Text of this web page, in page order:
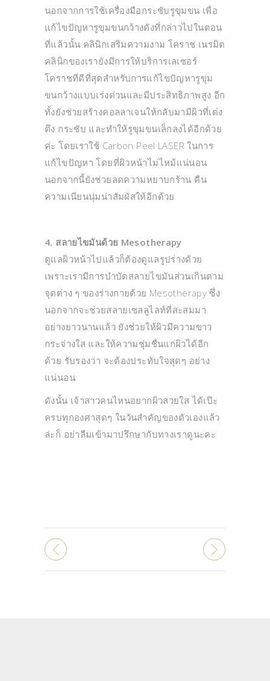
นอกจากการใช้เครื่องมือกระชับรูขุมขน เพื่อ
แก้ไขปัญหารูขุมขนกว้างดังที่กล่าวไปในตอน
ที่แล้วนั้น คลินิกเสริมความงาม โคราช เนรมิต
คลินิกของเรายังมีการให้บริการเลเซอร์
โคราชที่ดีที่สุดสำหรับการแก้ไขปัญหารูขุม
ขนกว้างแบบเร่งด่วนและมีประสิทธิภาพสูง อีก
ทั้งยังช่วยสร้างคอลลาเจนให้กลับมามีผิวที่เต่ง
ตึง กระชับ และทำให้รูขุมขนเล็กลงได้อีกด้วย
ค่ะ โดยเราใช้ Carbon Peel LASER ในการ
แก้ไขปัญหา โดยที่ผิวหน้าไม่ไหม้แน่นอน
นอกจากนี้ยังช่วยลดความหยาบกร้าน คืน
ความเนียนนุ่มน่าสัมผัสให้อีกด้วย
4. สลายไขมันด้วย Mesotherapy
ดูแลผิวหน้าไปแล้วก็ต้องดูแลรูปร่างด้วย
เพราะเรามีการบำบัดสลายไขมันส่วนเกินตาม
จุดต่าง ๆ ของร่างกายด้วย Mesotherapy ซึ่ง
นอกจากจะช่วยสลายเซลลูไลท์ที่สะสมมา
อย่างยาวนานแล้ว ยังช่วยให้ผิวมีความขาว
กระจ่างใส และให้ความชุ่มชื่นแก่ผิวได้อีก
ด้วย รับรองว่า จะต้องประทับใจสุดๆ อย่าง
แน่นอน
ดังนั้น เจ้าสาวคนไหนอยากผิวสวยใส ได้เป๊ะ
ครบทุกองศาสุดๆ ในวันสำคัญของตัวเองแล้ว
ล่ะก็ อย่าลืมเข้ามาปรึกษากับทางเราดูนะคะ